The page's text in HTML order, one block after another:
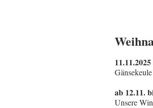
ab 12.11.
Unsere